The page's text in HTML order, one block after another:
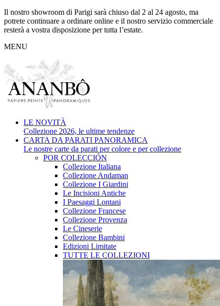
Il nostro showroom di Parigi sarà chiuso dal 2 al 24 agosto, ma
potrete continuare a ordinare online e il nostro servizio commerciale
resterà a vostra disposizione per tutta l’estate.
MENU
LE NOVITÀ
Collezione 2026, le ultime tendenze
CARTA DA PARATI PANORAMICA
Le nostre carte da parati per colore e per collezione
POR COLECCIÓN
Collezione Italiana
Collezione Andaman
Collezione I Giardini
Le Incisioni Antiche
I Paesaggi Lontani
Collezione Francese
Collezione Provenza
Le Cineserie
Collezione Bambini
Edizioni Limitate
TUTTE LE COLLEZIONI